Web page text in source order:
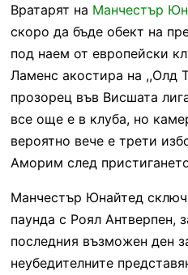
Вратарят на Манчестър
скоро да бъде обект на
под наем от европейски
Ламенс акостира на ,,Олд
прозорец във Висшата
все още е в клуба, но
вероятно вече е трети
Аморим след
Манчестър Юнайтед
паунда с Роял Антверпен,
последния възможен ден
неубедителните